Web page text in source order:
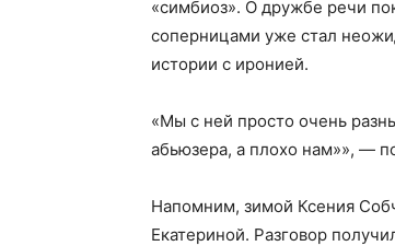
«симбиоз». О дружбе речи
соперницами уже стал
истории с иронией.
«Мы с ней просто очень
абьюзера, а плохо нам»», —
Напомним, зимой Ксения
Екатериной. Разговор